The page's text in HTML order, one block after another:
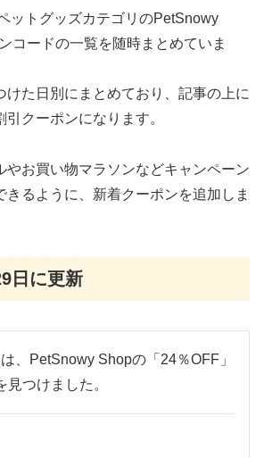
ットグッズカテゴリのPetSnowy
コードの一覧を随時まとめていま
けた日別にまとめており、記事の上に
クーポンになります。
やお買い物マラソンなどキャンペーン
きるように、新着クーポンを追加しま
日に更新
、PetSnowy Shopの「24％OFF」
つけました。